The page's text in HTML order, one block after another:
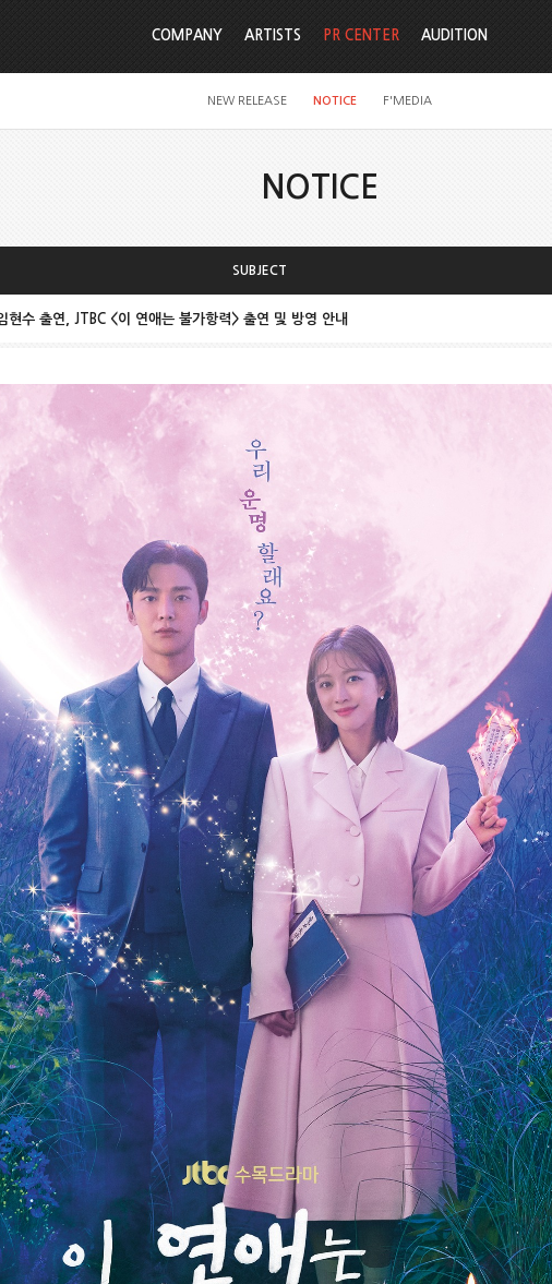
COMPANY ARTISTS PR CENTER
NEW RELEASE NOTICE F'MEDIA
AUDITION
NOTICE
SUBJECT
현수 출연, JTBC <이 연애는 불가항력> 출연 및 방영 안내